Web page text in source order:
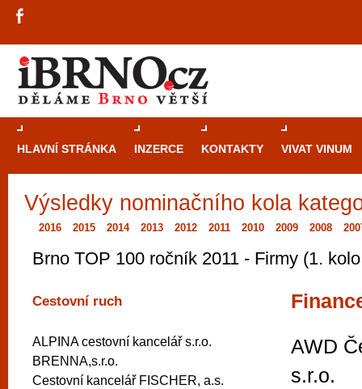
HLAVNÍ STRÁNKA INZERCE KONTAKTY VIVAT VINUM
Výsledky nominačního kola
2016 2015 2014 2013 2012 2011 2010 2009 2008
Brno TOP 100 ročník 2011 - Firmy (1.
Cestovní ruch
ALPINA cestovní kancelář s.r.o.
BRENNA,s.r.o.
Cestovní kancelář FISCHER, a.s.
AWD
s.r.o.
Průvodce
Brně: Od
automaty
Brno je
zajímavé
restaurace,
Mimo jiné je ale také místem, kde si
vyzkoušet různé kasinové hry. V